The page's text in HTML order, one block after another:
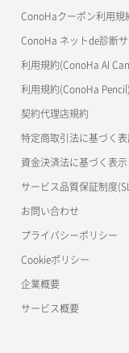
ConoHaクーポン利用規
ConoHa ネットde診断
利用規約(ConoHa AI
利用規約(ConoHa Pencil)
契約代理店規約
特定商取引法に基づく
資金決済法に基づく表示
サービス品質保証制度
お問い合わせ
プライバシーポリシー
Cookieポリシー
企業概要
サービス概要